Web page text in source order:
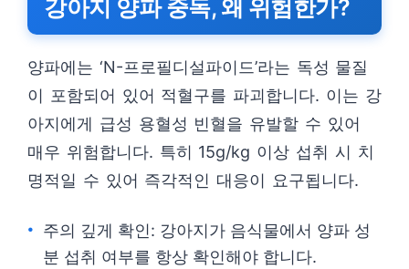
강아지 양파 중독, 왜 위험한가?
양파에는 ‘N-프로필디설파이드’라는 독성 물질
이 포함되어 있어 적혈구를 파괴합니다. 이는 강
아지에게 급성 용혈성 빈혈을 유발할 수 있어
매우 위험합니다. 특히 15g/kg 이상 섭취 시 치
명적일 수 있어 즉각적인 대응이 요구됩니다.
주의 깊게 확인: 강아지가 음식물에서 양파 성
분 섭취 여부를 항상 확인해야 합니다.